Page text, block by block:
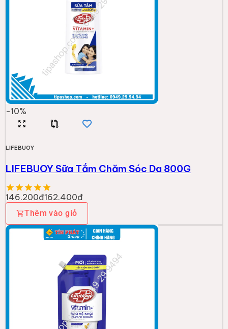
-10%
LIFEBUOY
LIFEBUOY Sữa Tắm Chăm Sóc Da 800G
146.200đ162.400đ
Thêm vào giỏ